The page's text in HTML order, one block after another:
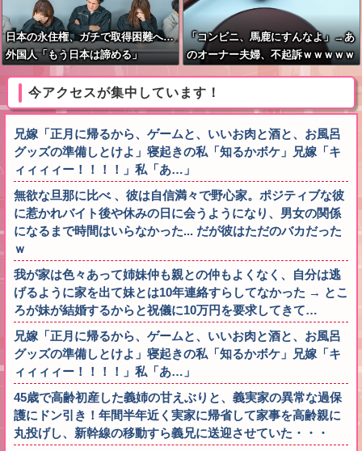
日本の永住権、ガチで取得困難へ…
外国人「もう日本は諦める」
「コンビニ、馬鹿にすんなよ」→あ
のオーナー夫婦、不起訴ｗｗｗｗｗ
今アクセスが集中しています！
兄嫁「正月に帰るから、ゲームと、いいお肉と酒と、お風呂
グッズの準備しとけよ」寝起きの私「知るかボケ」兄嫁「キ
ィィィィー！！！！」私「あ…」
無欲な旦那に比べ 、彼は自信満々で野心家。ポジティブな彼
に惹かれバイト後や休みの日に会うようになり、男女の関係
になるまで時間はいらなかった... だが彼はただのバカだった
ｗ
我が家は色々あって姉妹仲も親との仲もよくなく、自分は逃
げるように家を出て妹とは10年連絡すらしてなかった → とこ
ろが妹が結婚するからと祝儀に10万円を要求してきて…
兄嫁「正月に帰るから、ゲームと、いいお肉と酒と、お風呂
グッズの準備しとけよ」寝起きの私「知るかボケ」兄嫁「キ
ィィィィー！！！！」私「あ…」
45歳で高齢初産した義姉の甘えぶりと、義実家の異常な過保
護にドン引き！年間半年近く実家に帰省して家事を高齢親に
丸投げし、新幹線の移動すら義兄に送迎させていた・・・